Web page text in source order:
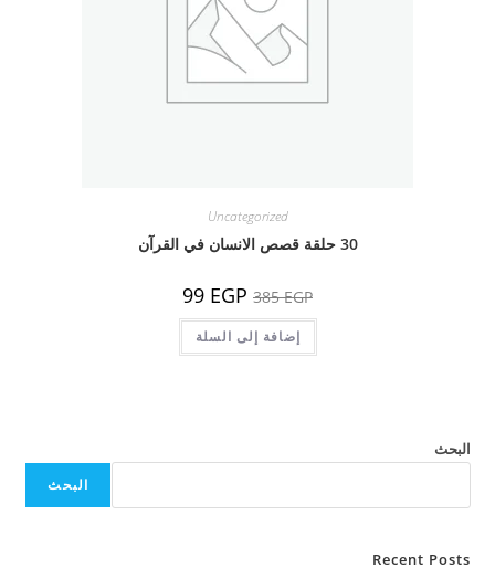
Uncategorized
30 حلقة قصص الانسان في القرآن
385EGP السعر
الأصلي
هو:
385 EGP.
99 EGP
هو:
إضافة إلى السلة
البحث
البحث
Recent Posts